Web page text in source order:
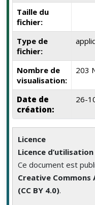
Taille du
fichier:
Type de
fichier:
Nombre de
visualisation:
203
Date de
création:
26-
Licence
Licence
Ce document est
Creative
(CC BY 4.0).